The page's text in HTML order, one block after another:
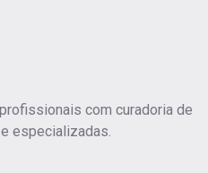
com curadoria de
especializadas.